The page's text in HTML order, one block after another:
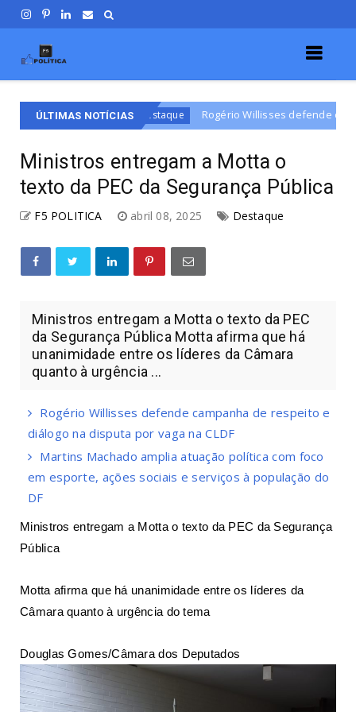
ÚLTIMAS NOTÍCIAS
Destaque Rogério Willisses defende campanha de respeito
Ministros entregam a Motta o
texto da PEC da Segurança Pública
F5 POLITICA abril 08, 2025 Destaque
Ministros entregam a Motta o texto da PEC
da Segurança Pública Motta afirma que há
unanimidade entre os líderes da Câmara
quanto à urgência ...
Rogério Willisses defende campanha de respeito e
diálogo na disputa por vaga na CLDF
Martins Machado amplia atuação política com foco
em esporte, ações sociais e serviços à população do
DF
Ministros entregam a Motta o texto da PEC da Segurança
Pública
Motta afirma que há unanimidade entre os líderes da
Câmara quanto à urgência do tema
Douglas Gomes/Câmara dos Deputados